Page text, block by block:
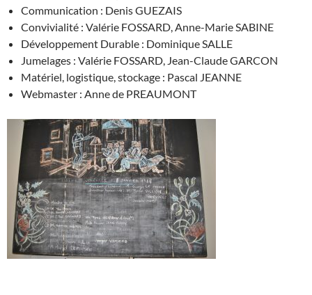
Communication : Denis GUEZAIS
Convivialité : Valérie FOSSARD, Anne-Marie SABINE
Développement Durable : Dominique SALLE
Jumelages : Valérie FOSSARD, Jean-Claude GARCON
Matériel, logistique, stockage : Pascal JEANNE
Webmaster : Anne de PREAUMONT